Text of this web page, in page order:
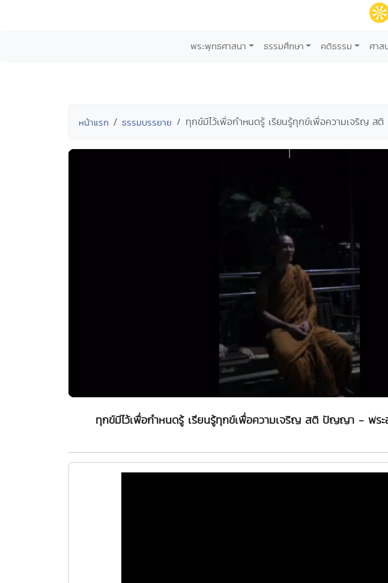
พระพุทธศาสนา ธรรมศึกษา คติธรรม ศาส
หน้าแรก ธรรมบรรยาย ทุกข์มีไว้เพื่อกำหนดรู้ เรียนรู้ทุกข์เพื่อความเจริญ
ทุกข์มีไว้เพื่อกำหนดรู้ เรียนรู้ทุกข์เพื่อความเจริญ สติ ปัญญา - พระ